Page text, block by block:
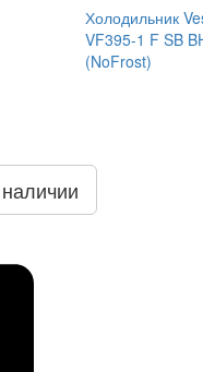
Холодильник
VF395-1 F SB
(NoFrost)